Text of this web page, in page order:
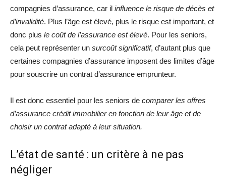
compagnies d’assurance, car il influence le risque de décès et
d’invalidité. Plus l’âge est élevé, plus le risque est important, et
donc plus le coût de l’assurance est élevé. Pour les seniors,
cela peut représenter un surcoût significatif, d’autant plus que
certaines compagnies d’assurance imposent des limites d’âge
pour souscrire un contrat d’assurance emprunteur.
Il est donc essentiel pour les seniors de comparer les offres
d’assurance crédit immobilier en fonction de leur âge et de
choisir un contrat adapté à leur situation.
L’état de santé : un critère à ne pas
négliger